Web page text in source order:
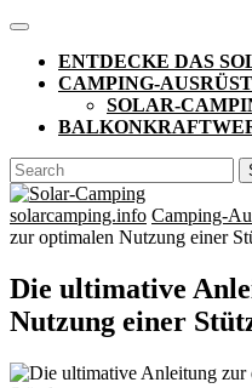
Skip
content
Open
ButtonENTDECKE DAS
CAMPING-
SOLAR-
CLOSE
BUTTON
Search
for:
solarcamping.info Camping-
zur optimalen Nutzung einer
Die ultimative
Nutzung einer